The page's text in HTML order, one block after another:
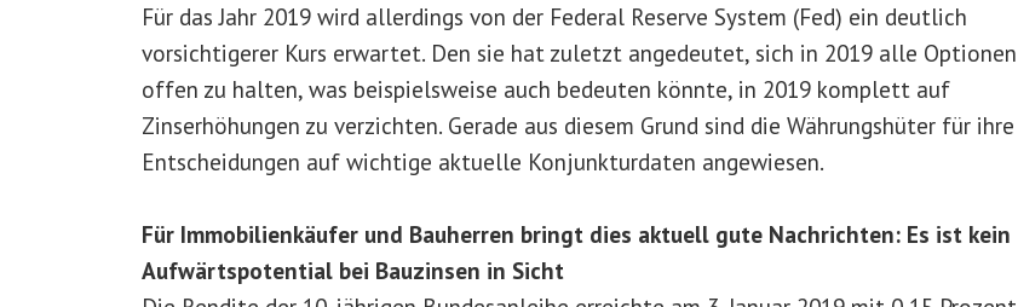
Für das Jahr 2019 wird allerdings von der Federal Reserve System (Fed) ein deutlich
vorsichtigerer Kurs erwartet. Den sie hat zuletzt angedeutet, sich in 2019 alle Optionen
offen zu halten, was beispielsweise auch bedeuten könnte, in 2019 komplett auf
Zinserhöhungen zu verzichten. Gerade aus diesem Grund sind die Währungshüter für ihre
Entscheidungen auf wichtige aktuelle Konjunkturdaten angewiesen.
Für Immobilienkäufer und Bauherren bringt dies aktuell gute Nachrichten: Es ist kein
Aufwärtspotential bei Bauzinsen in Sicht